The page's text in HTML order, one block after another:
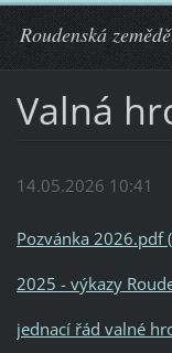
Roudenská
Valná
14.05.2026 10:41
Pozvánka 2026.pdf
2025 - výkazy
jednací řád valné